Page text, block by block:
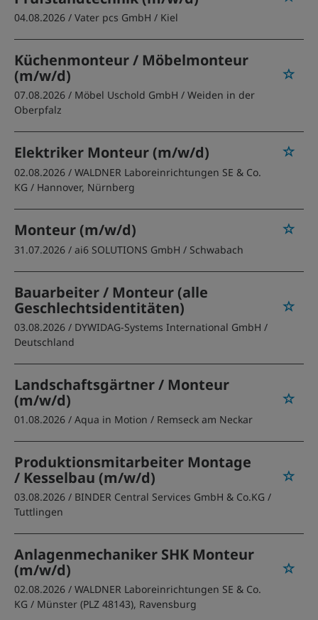
04.08.2026 / Vater pcs GmbH / Kiel
Küchenmonteur / Möbelmonteur
(m/w/d)
07.08.2026 / Möbel Uschold GmbH / Weiden in der
Oberpfalz
Elektriker Monteur (m/w/d)
02.08.2026 / WALDNER Laboreinrichtungen SE & Co.
KG / Hannover, Nürnberg
Monteur (m/w/d)
31.07.2026 / ai6 SOLUTIONS GmbH / Schwabach
Bauarbeiter / Monteur (alle
Geschlechtsidentitäten)
03.08.2026 / DYWIDAG-Systems International GmbH /
Deutschland
Landschaftsgärtner / Monteur
(m/w/d)
01.08.2026 / Aqua in Motion / Remseck am Neckar
Produktionsmitarbeiter Montage
/ Kesselbau (m/w/d)
03.08.2026 / BINDER Central Services GmbH & Co.KG /
Tuttlingen
Anlagenmechaniker SHK Monteur
(m/w/d)
02.08.2026 / WALDNER Laboreinrichtungen SE & Co.
KG / Münster (PLZ 48143), Ravensburg